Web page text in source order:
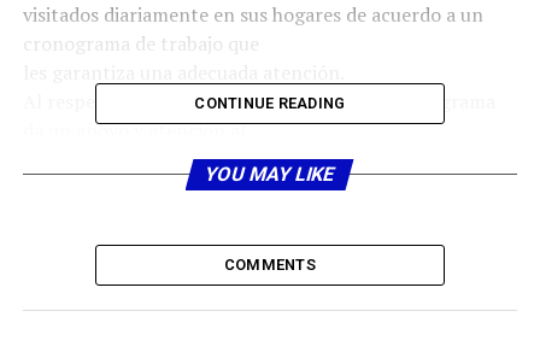
visitados diariamente en sus hogares de acuerdo a un
cronograma de trabajo que
Al respecto, el profesional destacó que este programa
da un apoyo y atención al
usuario, tal cual como si estuviese en el consultorio.
“Básicamente nuestro equipo
asistente social, los cuales
van al domicilio del paciente, por lo que este recibe una
visita anual del
CONTINUE READING
YOU MAY LIKE
COMMENTS